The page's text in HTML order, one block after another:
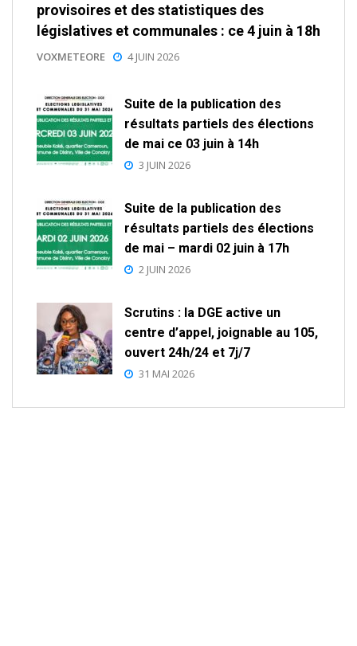
provisoires et des statistiques des
législatives et communales : ce 4 juin à 18h
VOXMETEORE 4 JUIN 2026
Suite de la publication des
résultats partiels des élections
de mai ce 03 juin à 14h
3 JUIN 2026
Suite de la publication des
résultats partiels des élections
de mai – mardi 02 juin à 17h
2 JUIN 2026
Scrutins : la DGE active un
centre d’appel, joignable au 105,
ouvert 24h/24 et 7j/7
31 MAI 2026